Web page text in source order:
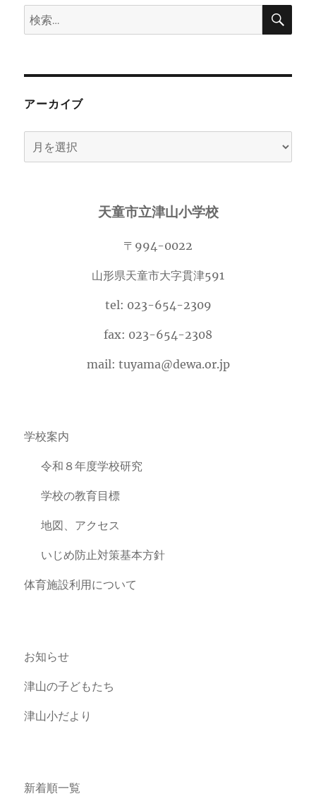
検
索:
検
アーカイブ
ー
天童市立津山小学校
〒994-0022
山形県天童市大字貫津591
tel: 023-654-2309
fax: 023-654-2308
mail: tuyama@dewa.or.jp
学校案内
令和８年度学校研究
学校の教育目標
地図、アクセス
いじめ防止対策基本方針
体育施設利用について
お知らせ
津山の子どもたち
津山小だより
新着順一覧